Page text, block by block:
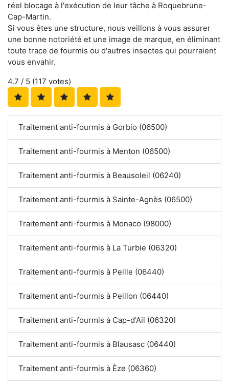
réel blocage à l'exécution de leur tâche à Roquebrune-
Cap-Martin.
Si vous êtes une structure, nous veillons à vous assurer
une bonne notoriété et une image de marque, en éliminant
toute trace de fourmis ou d'autres insectes qui pourraient
vous envahir.
4.7 / 5 (117 votes)
Traitement anti-fourmis à Gorbio (06500)
Traitement anti-fourmis à Menton (06500)
Traitement anti-fourmis à Beausoleil (06240)
Traitement anti-fourmis à Sainte-Agnès (06500)
Traitement anti-fourmis à Monaco (98000)
Traitement anti-fourmis à La Turbie (06320)
Traitement anti-fourmis à Peille (06440)
Traitement anti-fourmis à Peillon (06440)
Traitement anti-fourmis à Cap-d'Ail (06320)
Traitement anti-fourmis à Blausasc (06440)
Traitement anti-fourmis à Èze (06360)